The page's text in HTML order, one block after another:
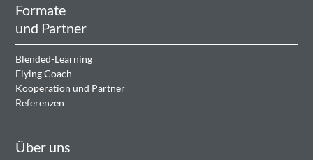
Formate
und Partner
Blended-Learning
Flying Coach
Kooperation und Partner
Referenzen
Über uns